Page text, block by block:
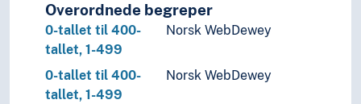
Overordnede begreper
0-tallet til 400-
tallet, 1-499
Norsk WebDewey
0-tallet til 400-
tallet, 1-499
Norsk WebDewey